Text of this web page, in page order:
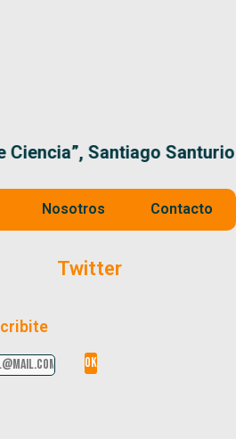
Santiago Santurio
Nosotros Contacto
Twitter